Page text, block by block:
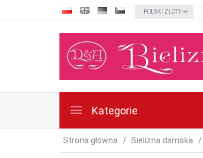
currency_h
POLSKI ZŁOTY
Kategorie
Strona główna Bielizna damska